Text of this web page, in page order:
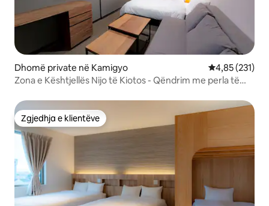
Dhomë private në Kamigyo Vlerësimi
4,85 (231)
Zona e Kështjellës Nijo të Kiotos - Qëndrim me perla të
Zgjedhja e klientëve
Zgjedhja e klientëve